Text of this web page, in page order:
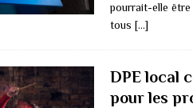
pourrait-elle
tous […]
DPE local
pour les